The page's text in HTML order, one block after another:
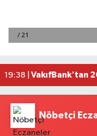
20:05 |
Antalya'da
22:01 | 'Kutuplarda
Nöbetçi